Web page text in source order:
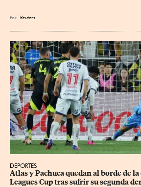
Por Reuters
DEPORTES
Atlas y Pachuca quedan al borde de
Leagues Cup tras sufrir su segunda